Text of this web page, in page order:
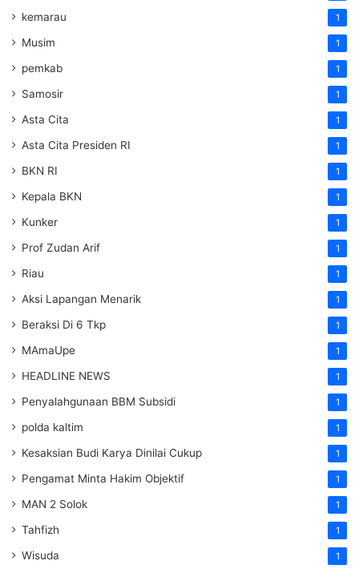
kemarau 1
Musim 1
pemkab 1
Samosir 1
Asta Cita 1
Asta Cita Presiden RI 1
BKN RI 1
Kepala BKN 1
Kunker 1
Prof Zudan Arif 1
Riau 1
Aksi Lapangan Menarik 1
Beraksi Di 6 Tkp 1
MAmaUpe 1
HEADLINE NEWS 1
Penyalahgunaan BBM Subsidi 1
polda kaltim 1
Kesaksian Budi Karya Dinilai Cukup 1
Pengamat Minta Hakim Objektif 1
MAN 2 Solok 1
Tahfizh 1
Wisuda 1